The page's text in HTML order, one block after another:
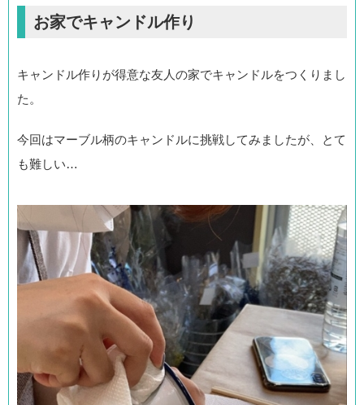
お家でキャンドル作り
キャンドル作りが得意な友人の家でキャンドルをつくりまし
た。
今回はマーブル柄のキャンドルに挑戦してみましたが、とて
も難しい…